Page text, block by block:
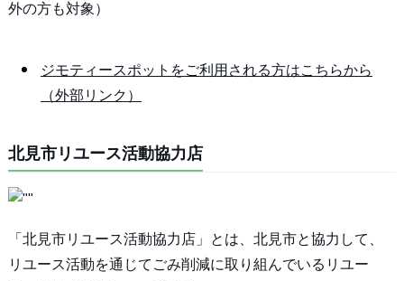
外の方も対象）
ジモティースポットをご利用される方はこちらから
（外部リンク）
北見市リユース活動協力店
「北見市リユース活動協力店」とは、北見市と協力して、
リユース活動を通じてごみ削減に取り組んでいるリユー